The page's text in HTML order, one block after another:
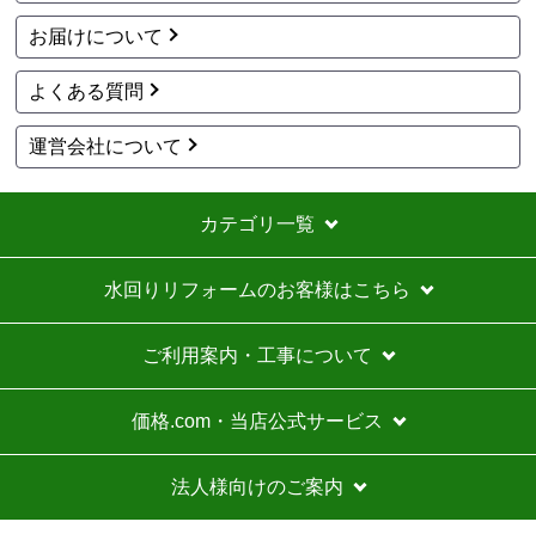
はい
ショップからの連絡や対応は適切でしたか？
はい
予定の期日までに商品が届きましたか？
はい
商品の梱包は必要十分なものでしたか？
はい
またこのショップを利用したいですか？
いいえ
商品購入から入金連絡、工事日の指定、決定、商品の
到着等はスムーズでした。
総額的には高くなってしまったので、エアコンに限ら
お届けについて
よくある質問
運営会社について
カテゴリ一覧
水回りリフォームのお客様はこちら
ご利用案内・工事について
価格.com・当店公式サービス
法人様向けのご案内